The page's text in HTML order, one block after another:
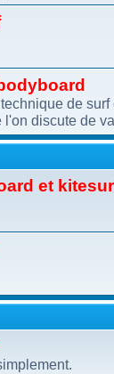
de
l'on discute de
et